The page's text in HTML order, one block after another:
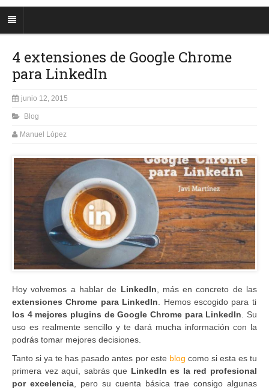
4 extensiones de Google Chrome
para LinkedIn
junio 12, 2015
Blog
Manuel López
Hoy volvemos a hablar de LinkedIn , más en concreto de las
extensiones Chrome para LinkedIn . Hemos escogido para ti
los 4 mejores plugins de Google Chrome para LinkedIn . Su
uso es realmente sencillo y te dará mucha información con la
podrás tomar mejores decisiones.
Tanto si ya te has pasado antes por este blog como si esta es tu
primera vez aquí, sabrás que LinkedIn es la red profesional
por excelencia , pero su cuenta básica trae consigo algunas